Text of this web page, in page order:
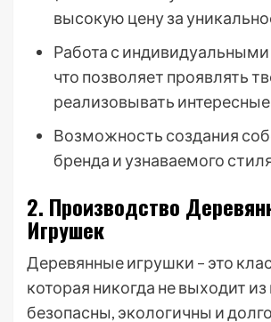
высокую цену за
Работа с индивидуальными
что позволяет проявлять
реализовывать
Возможность создания
бренда и узнаваемого
2. Производство
Игрушек
Деревянные игрушки – это
которая никогда не выходит
безопасны, экологичны и